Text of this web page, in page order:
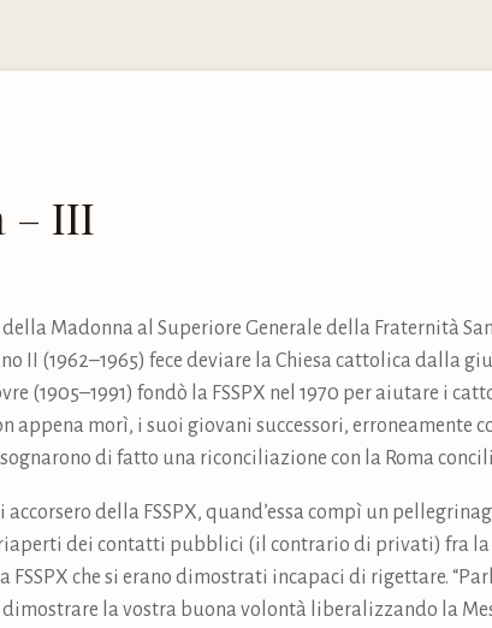
– III
Madonna al Superiore Generale della Fraternità
II (1962–1965) fece deviare la Chiesa cattolica dalla
(1905–1991) fondò la FSSPX nel 1970 per aiutare i
appena morì, i suoi giovani successori,
di fatto una riconciliazione con la Roma
della FSSPX, quand’essa compì un
riaperti dei contatti pubblici (il contrario di privati) fra la
che si erano dimostrati incapaci di rigettare.
dimostrare la vostra buona volontà liberalizzando la